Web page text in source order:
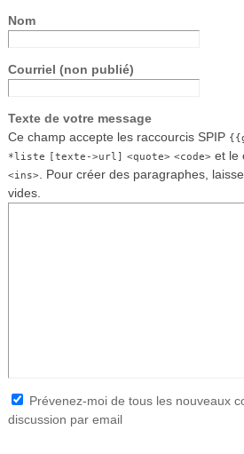
Nom
Courriel (non publié)
Texte de votre message
Ce champ accepte les raccourcis SPIP
*liste [texte->url] <quote> <code>et le
<ins>. Pour créer des paragraphes,
vides.
Prévenez-moi de tous les nouveaux
discussion par email